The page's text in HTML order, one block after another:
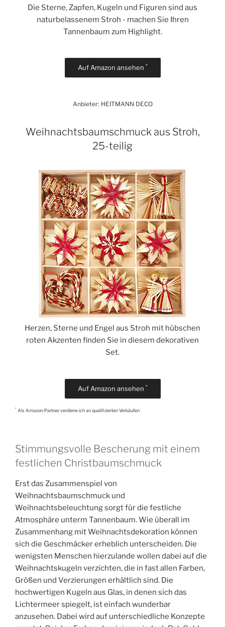
Die Sterne, Zapfen, Kugeln und Figuren sind aus
naturbelassenem Stroh - machen Sie Ihren
Tannenbaum zum Highlight.
Auf Amazon ansehen *
Anbieter: HEITMANN DECO
Weihnachtsbaumschmuck aus Stroh,
25-teilig
Herzen, Sterne und Engel aus Stroh mit hübschen
roten Akzenten finden Sie in diesem dekorativen
Set.
Auf Amazon ansehen *
* Als Amazon-Partner verdiene ich an qualifizierten Verkäufen
Stimmungsvolle Bescherung mit einem
festlichen Christbaumschmuck
Erst das Zusammenspiel von
Weihnachtsbaumschmuck und
Weihnachtsbeleuchtung sorgt für die festliche
Atmosphäre unterm Tannenbaum. Wie überall im
Zusammenhang mit Weihnachtsdekoration können
sich die Geschmäcker erheblich unterscheiden. Die
wenigsten Menschen hierzulande wollen dabei auf die
Weihnachtskugeln verzichten, die in fast allen Farben,
Größen und Verzierungen erhältlich sind. Die
hochwertigen Kugeln aus Glas, in denen sich das
Lichtermeer spiegelt, ist einfach wunderbar
anzusehen. Dabei wird auf unterschiedliche Konzepte